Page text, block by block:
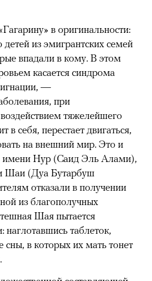
в оригинальности:
из эмигрантских семей
впадали в кому. В этом
касается синдрома
—
при
тяжелейшего
в себя, перестает двигаться,
на внешний мир. Это и
имени Нур (Саид Эль Алами),
Шаи (Дуа Бутарбуш
отказали в получении
из благополучных
Шая пытается
таблеток,
сны, в которых их мать тонет